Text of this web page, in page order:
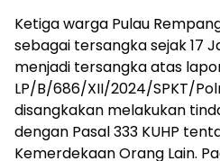
Ketiga warga Pulau
sebagai tersangka sejak 17
menjadi tersangka atas
LP/B/686/XII/2024/SPKT/
disangkakan melakukan
dengan Pasal 333 KUHP
Kemerdekaan Orang Lain.